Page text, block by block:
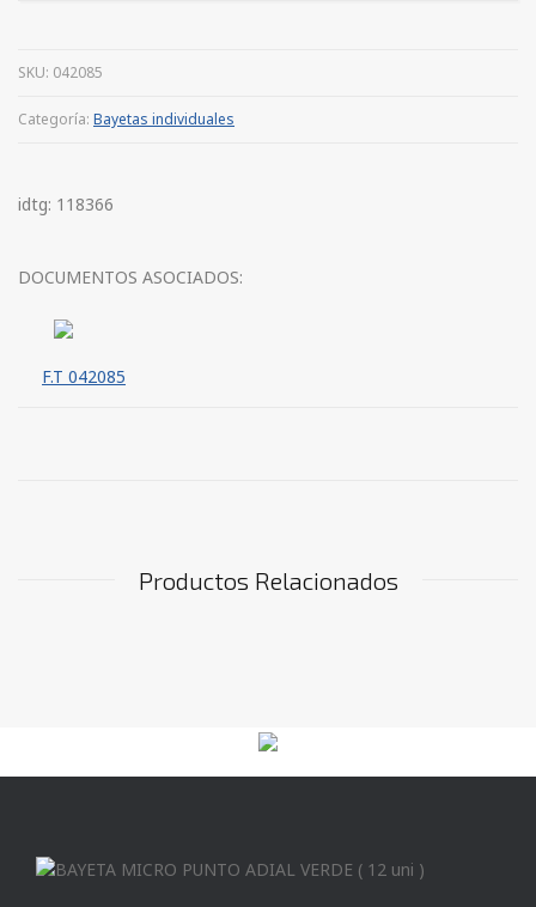
SKU: 042085
Categoría: Bayetas individuales
idtg: 118366
DOCUMENTOS ASOCIADOS:
F.T 042085
Productos Relacionados